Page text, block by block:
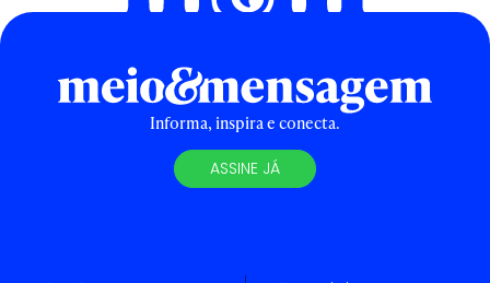
Informa, inspira e conecta.
ASSINE JÁ